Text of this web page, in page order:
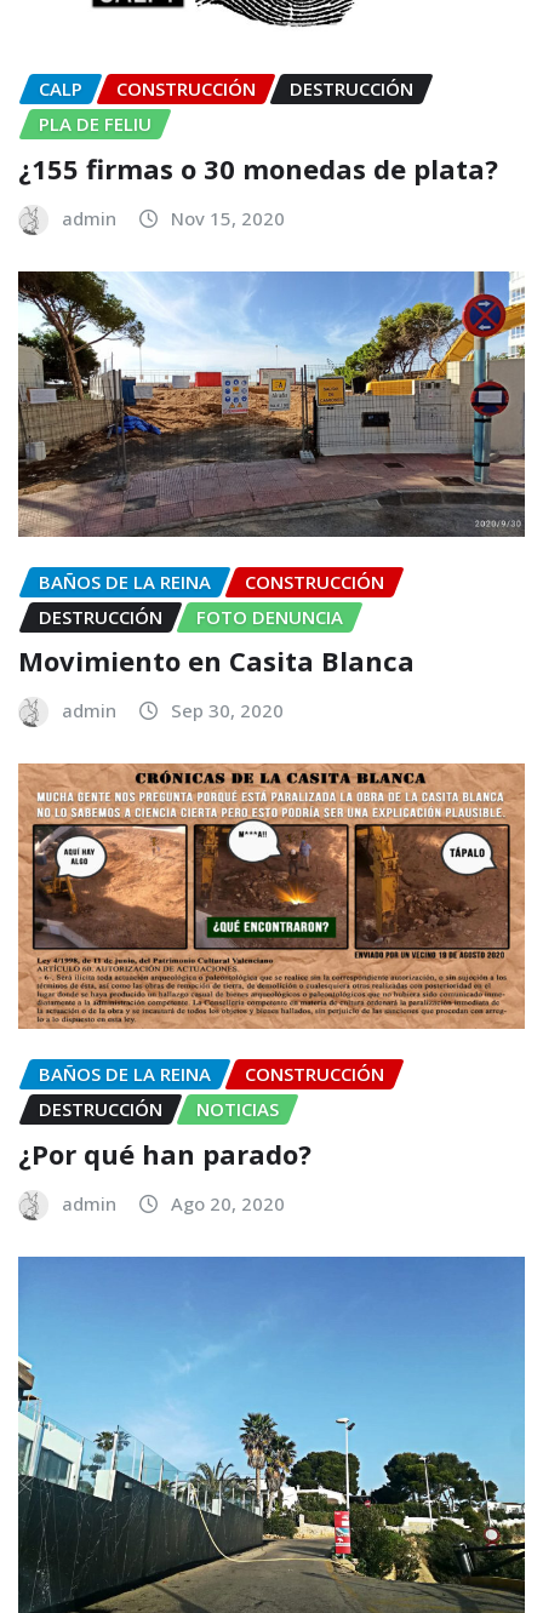
CALP CONSTRUCCIÓN
DESTRUCCIÓN
PLA DE FELIU
¿155 firmas o 30 monedas de plata?
admin Nov 15, 2020
BAÑOS DE LA REINA
CONSTRUCCIÓN
DESTRUCCIÓN
FOTO DENUNCIA
Movimiento en Casita Blanca
admin Sep 30, 2020
BAÑOS DE LA REINA
CONSTRUCCIÓN
DESTRUCCIÓN
NOTICIAS
¿Por qué han parado?
admin Ago 20, 2020